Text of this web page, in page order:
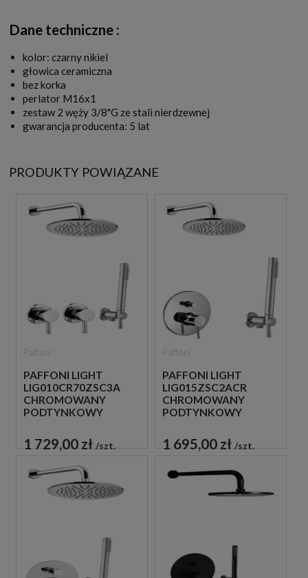
Dane techniczne :
kolor: czarny nikiel
głowica ceramiczna
bez korka
perlator M16x1
zestaw 2 węży 3/8"G ze stali nierdzewnej
gwarancja producenta: 5 lat
PRODUKTY POWIĄZANE
PAFFONI LIGHT
LIG010CR70ZSC3A
CHROMOWANY
PODTYNKOWY
PRYSZNICOWY
1 729,00 zł szt.
PAFFONI LIGHT
LIG015ZSC2ACR
CHROMOWANY
PODTYNKOWY
PRYSZNICOWY
1 695,00 zł szt.